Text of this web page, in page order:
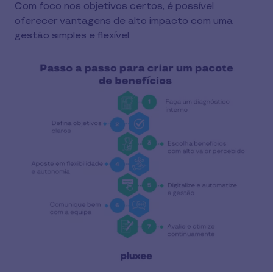
Com foco nos objetivos certos, é possível
oferecer vantagens de alto impacto com uma
gestão simples e flexível.